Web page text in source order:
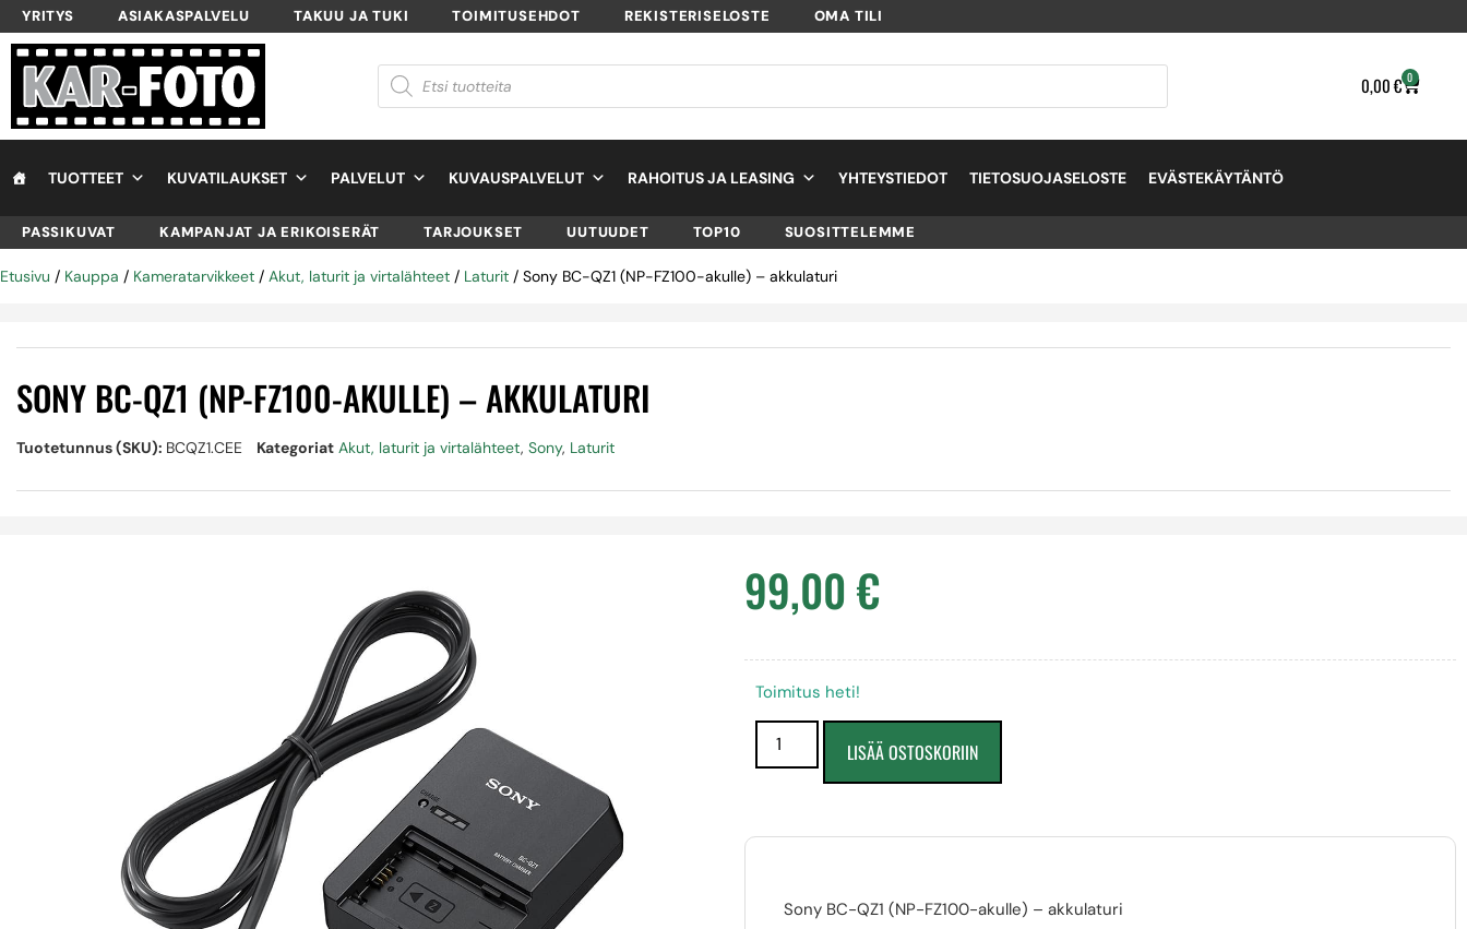
YRITYS ASIAKASPALVELU TAKUU JA TUKI TOIMITUSEHDOT REKISTERISELOSTE OMA TILI
0,00€ 0
TUOTTEET KUVATILAUKSET PALVELUT KUVAUSPALVELUT RAHOITUS JA LEASING YHTEYSTIEDOT TIETOSUOJASELOSTE EVÄSTEKÄYTÄNTÖ
PASSIKUVAT KAMPANJAT JA ERIKOISERÄT TARJOUKSET UUTUUDET TOP10 SUOSITTELEMME
Etusivu / Kauppa / Kameratarvikkeet / Akut, laturit ja virtalähteet / Laturit / Sony BC-QZ1 (NP-FZ100-akulle) – akkulaturi
SONY BC-QZ1 (NP-FZ100-AKULLE) – AKKULATURI
Tuotetunnus (SKU): BCQZ1.CEE Kategoriat Akut, laturit ja virtalähteet, Sony, Laturit
99,00€
Toimitus heti!
LISÄÄ OSTOSKORIIN
Sony BC-QZ1 (NP-FZ100-akulle) – akkulaturi